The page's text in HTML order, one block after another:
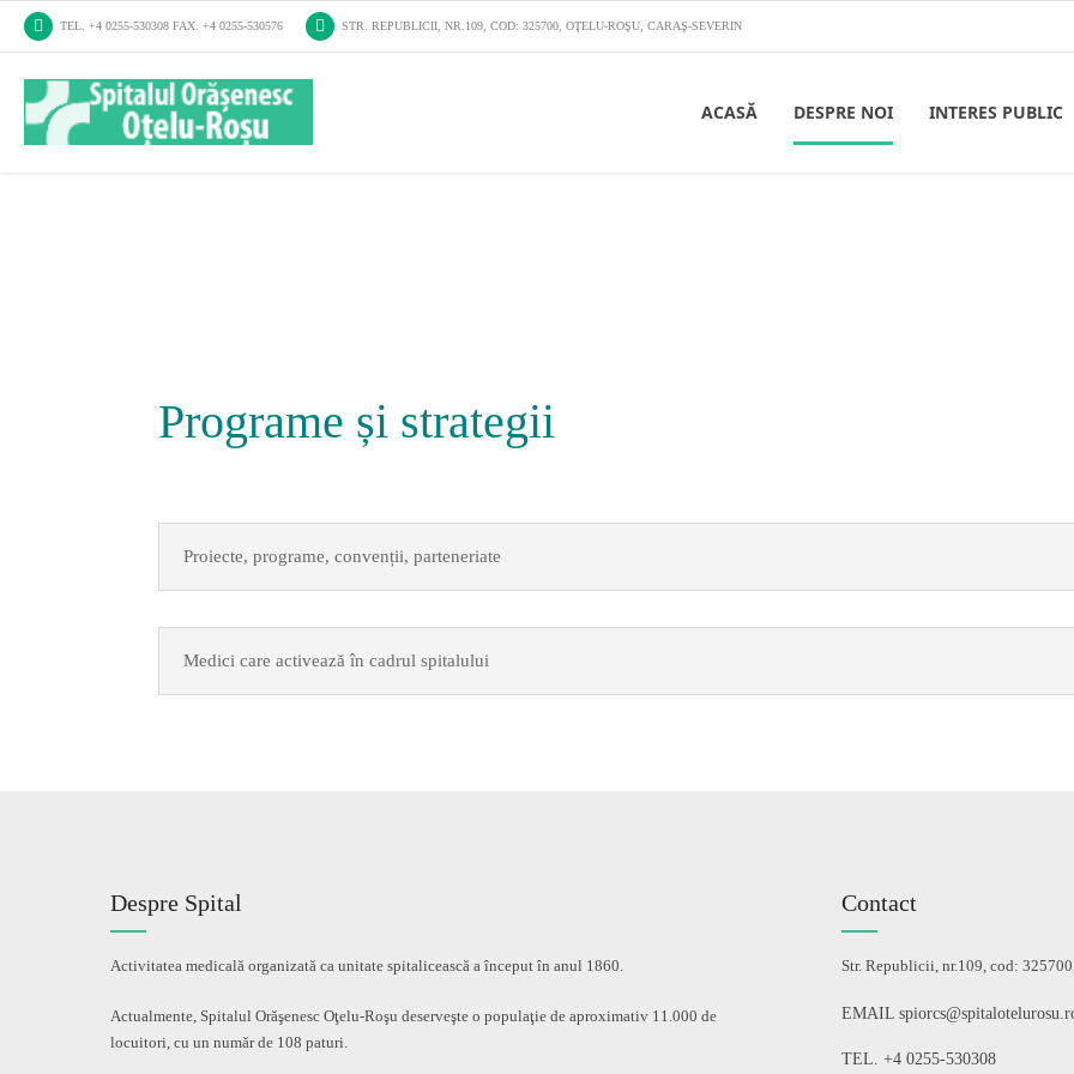
TEL. +4 0255-530308 FAX. +4 0255-530576 STR. REPUBLICII, NR.109, COD: 325700, OŢELU-ROŞU, CARAŞ-SEVERIN
ACASĂ DESPRE NOI INTERES PUBLIC
Programe și strategii
Proiecte, programe, convenții, parteneriate
Medici care activează în cadrul spitalului
Despre Spital
Activitatea medicală organizată ca unitate spitalicească a început în anul 1860.
Actualmente, Spitalul Orăşenesc Oţelu-Roşu deserveşte o populaţie de aproximativ 11.000 de
locuitori, cu un număr de 108 paturi.
Contact
Str. Republicii, nr.109, cod:
EMAIL
TEL. +4 0255-530308